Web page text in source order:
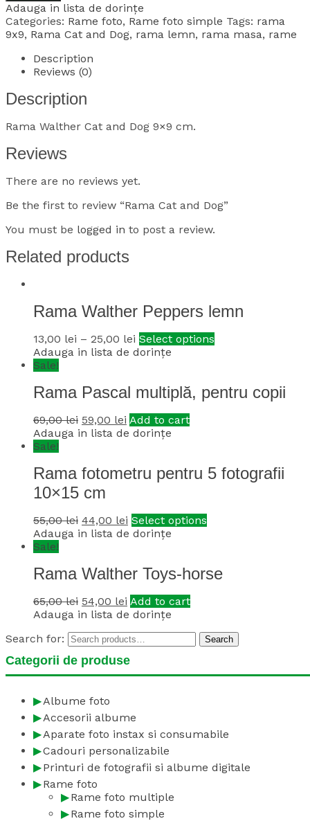
Adauga in lista de dorințe
Categories: Rame foto, Rame foto simple Tags: rama
9x9, Rama Cat and Dog, rama lemn, rama masa, rame
Description
Reviews (0)
Description
Rama Walther Cat and Dog 9×9 cm.
Reviews
There are no reviews yet.
Be the first to review “Rama Cat and Dog”
You must be logged in to post a review.
Related products
Rama Walther Peppers lemn
13,00 lei – 25,00 lei Select options
Adauga in lista de dorințe
Sale!
Rama Pascal multiplă, pentru copii
69,00lei 59,00 lei Add to cart
Adauga in lista de dorințe
Sale!
Rama fotometru pentru 5 fotografii
10×15 cm
55,00lei 44,00 lei Select options
Adauga in lista de dorințe
Sale!
Rama Walther Toys-horse
65,00lei 54,00 lei Add to cart
Adauga in lista de dorințe
Search for:
Search
Categorii de produse
Albume foto
Accesorii albume
Aparate foto instax si consumabile
Cadouri personalizabile
Printuri de fotografii si albume digitale
Rame foto
Rame foto multiple
Rame foto simple